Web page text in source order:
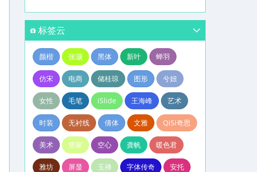
标签云
颜楷 张灏 黑体 新叶 蝉羽
仿宋 电商 储桂琼 图形 兮妞
女性 毛笔 iSlide 王海峰 艺术
时装 无衬线 倩体 文雅 QiSi奇思
美术 管家 空心 龚帆 暖色君
雅坊 屏显 玉禅 字体传奇 安托